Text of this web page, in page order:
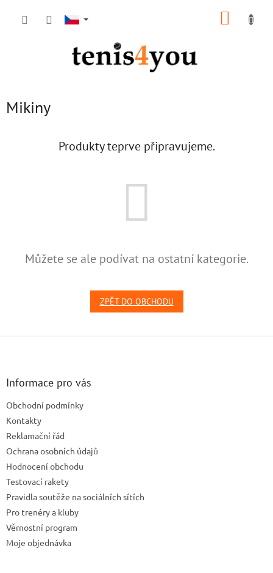
Mikiny
Produkty teprve připravujeme.
Můžete se ale podívat na ostatní kategorie.
ZPĚT DO OBCHODU
Informace pro vás
Obchodní podmínky
Kontakty
Reklamační řád
Ochrana osobních údajů
Hodnocení obchodu
Testovací rakety
Pravidla soutěže na sociálních sítích
Pro trenéry a kluby
Věrnostní program
Moje objednávka